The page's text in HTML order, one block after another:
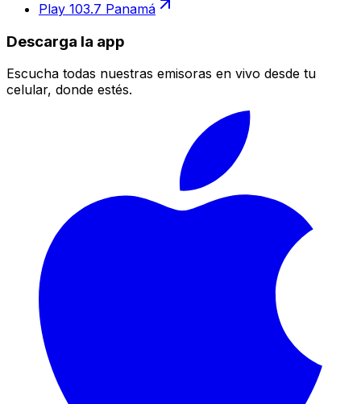
Play 103.7 Panamá
Descarga la app
Escucha todas nuestras emisoras en vivo desde tu
celular, donde estés.